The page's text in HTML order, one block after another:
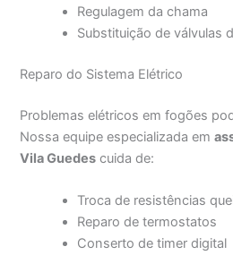
Regulagem da chama
Substituição de válvulas
Reparo do Sistema Elétrico
Problemas elétricos em fogões
Nossa equipe especializada em
Vila Guedes cuida de:
Troca de resistências
Reparo de termostatos
Conserto de timer digital